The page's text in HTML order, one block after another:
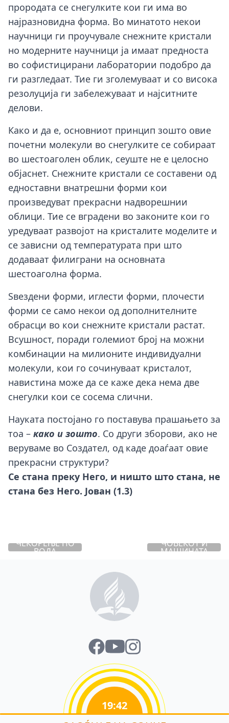
прородата се снегулките кои ги има во
најразновидна форма. Во минатото некои
научници ги проучувале снежните кристали
но модерните научници ја имаат предноста
во софистицирани лаборатории подобро да
ги разгледаат. Тие ги зголемуваат и со висока
резолуција ги забележуваат и најситните
делови.
Како и да е, основниот принцип зошто овие
почетни молекули во снегулките се собираат
во шестоаголен облик, сеуште не е целосно
објаснет. Снежните кристали се составени од
едноставни внатрешни форми кои
произведуват прекрасни надворешнии
облици. Тие се вградени во законите кои го
уредуваат развојот на кристалите моделите и
се зависни од температурата при што
додаваат филиграни на основната
шестоаголна форма.
Ѕвездени форми, иглести форми, плочести
форми се само некои од дополнителните
обрасци во кои снежните кристали растат.
Всушност, поради големиот број на можни
комбинации на милионите индивидуални
молекули, кои го сочинуваат кристалот,
навистина може да се каже дека нема две
снегулки кои се сосема слични.
Науката постојано го поставува прашањето за
тоа – како и зошто. Со други зборови, ако не
веруваме во Создател, од каде доаѓаат овие
прекрасни структури?
Се стана преку Него, и ништо што стана, не
стана без Него. Јован (1.3)
ЧЕКОРЕЊЕ ПО
ВОДА
ЧОВЕКОТ И
МАШИНАТА
19:42